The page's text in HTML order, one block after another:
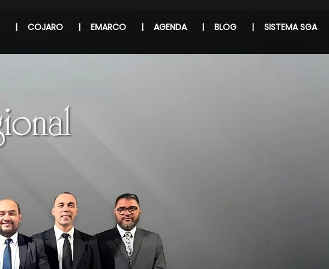
| COJARO | EMARCO | AGENDA | BLOG | SISTEMA SGA